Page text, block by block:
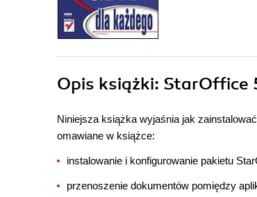
Opis książki: StarOffice
Niniejsza książka wyjaśnia jak
omawiane w książce:
instalowanie i konfigurowanie pakietu
przenoszenie dokumentów pomiędzy